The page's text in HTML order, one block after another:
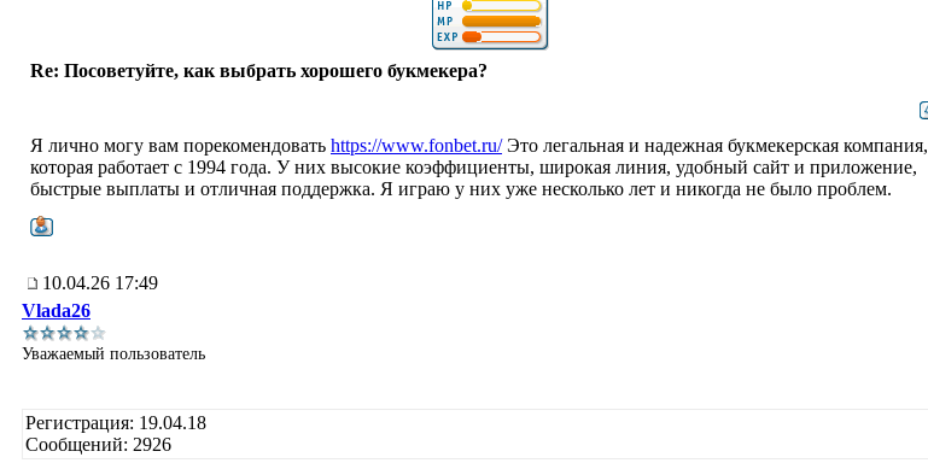
Re: Посоветуйте, как выбрать хорошего букмекера?
Я лично могу вам порекомендовать https://www.fonbet.ru/Это легальная и надежная букмекерская компания,
которая работает с 1994 года. У них высокие коэффициенты, широкая линия, удобный сайт и приложение,
быстрые выплаты и отличная поддержка. Я играю у них уже несколько лет и никогда не было проблем.
10.04.26 17:49
Vlada26
Уважаемый пользователь
Регистрация: 19.04.18
Сообщений: 2926